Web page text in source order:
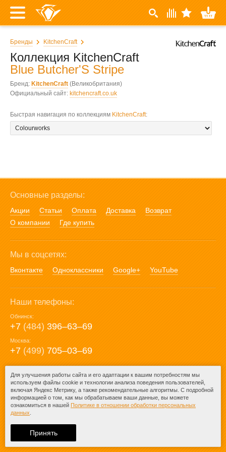
Бренды KitchenCraft
Коллекция KitchenCraft
Blue Butcher'S Stripe
Бренд: KitchenCraft (Великобритания)
Официальный сайт: kitchencraft.co.uk
Быстрая навигация по коллекциям KitchenCraft:
Основные разделы:
Акции Статьи Оплата Доставка
Возврат
О компании
Где купить
Мы в соцсетях:
Вконтакте Одноклассники Google+ YouTube
Наши телефоны:
Обнинск:
+7 (484) 396‒63‒69
Москва:
+7 (499) 705‒03‒69
E-mail:
mail@posuda40.ru
При любом копировании информации
ссылка на
Для улучшения работы сайта и его адаптации к вашим потребностям мы
используем файлы cookie и технологии анализа поведения пользователей,
включая Яндекс Метрику, а также рекомендательные алгоритмы. С подробной
информацией о том, как мы обрабатываем ваши данные, вы можете
ознакомиться в нашей Политике в отношении обработки персональных
данных
Принять